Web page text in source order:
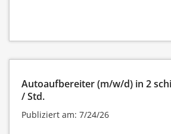
Autoaufbereiter (m/w/d) in 2
/ Std.
Publiziert am: 7/24/26